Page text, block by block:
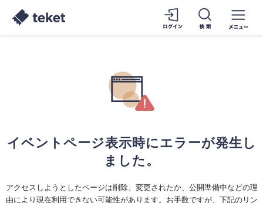
イベントページ表示時にエラーが発生し
ました。
アクセスしようとしたページは削除、変更されたか、公開準備中などの理
由により現在利用できない可能性があります。お手数ですが、下記のリン